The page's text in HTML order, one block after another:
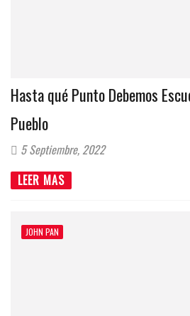
Hasta qué Punto Debemos
Pueblo
5 Septiembre, 2022
LEER MAS
JOHN PAN